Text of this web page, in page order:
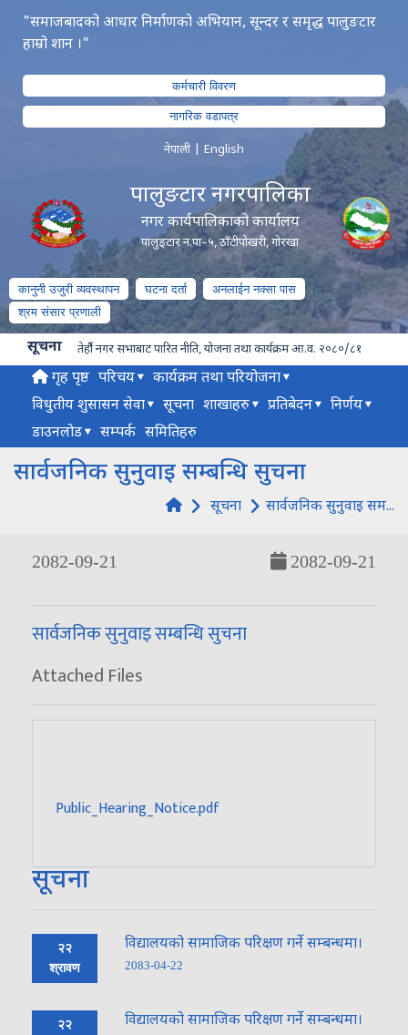
"समाजबादको आधार निर्माणको अभियान, सून्दर र समृद्ध पालुङटार
हाम्रो शान ।"
कर्मचारी विवरण
नागरिक वडापत्र
नेपाली English
पालुङटार नगरपालिका
नगर कार्यपालिकाको कार्यालय
पालुङ्टार न.पा–५, ठाँटीपोखरी, गोरखा
कानुनी उजुरी व्यवस्थापन घटना दर्ता
अनलाईन नक्सा पास
श्रम संसार प्रणाली
सूचना तेर्हौ नगर सभाबाट पारित नीति, योजना तथा कार्यक्रम आ.व. २०८०/८१
गृह पृष्ठ परिचय
कार्यक्रम तथा परियोजना
विधुतीय शुसासन सेवा
सूचना शाखाहरु प्रतिबेदन
निर्णय
डाउनलोड
सम्पर्क समितिहरु
सार्वजनिक सुनुवाइ सम्बन्धि सुचना
सूचना सार्वजनिक सुनुवाइ सम...
2082-09-21 2082-09-21
सार्वजनिक सुनुवाइ सम्बन्धि सुचना
Attached Files
Public_Hearing_Notice.pdf
सूचना
२२
श्रावण
विद्यालयको सामाजिक परिक्षण गर्ने सम्बन्धमा।
2083-04-22
२२
विद्यालयको सामाजिक परिक्षण गर्ने सम्बन्धमा।